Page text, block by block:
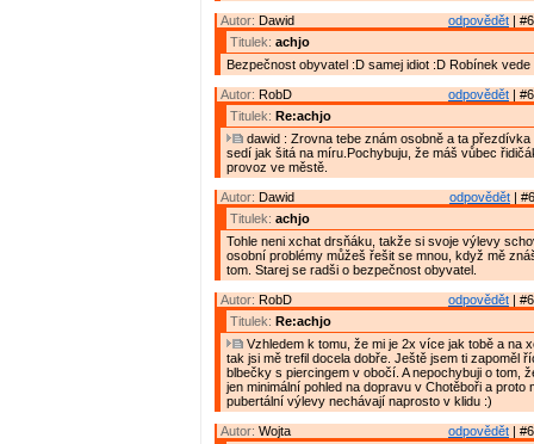
odpovědět |
Autor: Dawid
Titulek: achjo
Bezpečnost obyvatel :D samej idiot :D Robínek vede
odpovědět |
Autor: RobD
Titulek: Re:achjo
dawid : Zrovna tebe znám osobně a ta přezdívka
sedí jak šitá na míru.Pochybuju, že máš vůbec
provoz ve městě.
odpovědět |
Autor: Dawid
Titulek: achjo
Tohle neni xchat drsňáku, takže si svoje výlevy
osobní problémy můžeš řešit se mnou, když mě
tom. Starej se radši o bezpečnost obyvatel.
odpovědět |
Autor: RobD
Titulek: Re:achjo
Vzhledem k tomu, že mi je 2x více jak tobě a na
tak jsi mě trefil docela dobře. Ještě jsem ti zapoměl
blbečky s piercingem v obočí. A nepochybuji o tom,
jen minimální pohled na dopravu v Chotěboři a proto
pubertální výlevy nechávají naprosto v klidu :)
odpovědět |
Autor: Wojta